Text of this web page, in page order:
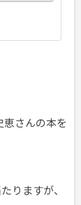
恵さんの本を
りますが、